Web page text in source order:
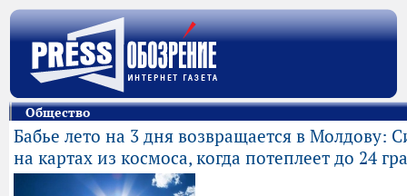
Общество
Бабье лето на 3 дня возвращается в Молдову:
на картах из космоса, когда потеплеет до 24